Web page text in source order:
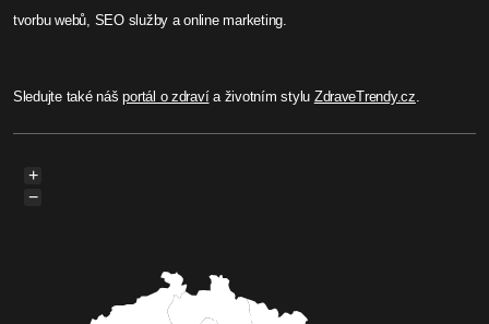
tvorbu webů, SEO služby a online marketing.
Sledujte také nášportál o zdravía životním stylu ZdraveTrendy.cz
+
−